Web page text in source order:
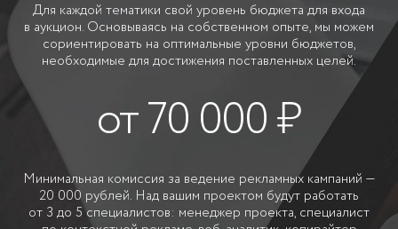
Для каждой тематики свой уровень бюджета для входа
в аукцион. Основываясь на собственном опыте, мы можем
сориентировать на оптимальные уровни бюджетов,
необходимые для достижения поставленных целей.
от 70 000 ₽
Минимальная комиссия за ведение рекламных кампаний —
20 000 рублей. Над вашим проектом будут работать
от 3 до 5 специалистов: менеджер проекта, специалист